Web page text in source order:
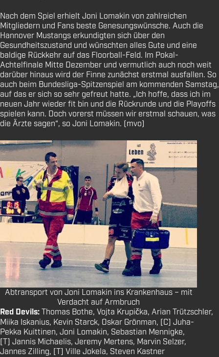
Nach dem Spiel erhielt Joni Lomakin von zahlreichen
Mitgliedern und Fans beste Genesungswünsche. Auch die
Hannover Mustangs erkundigten sich über den
Gesundheitszustand und wünschten alles Gute und eine
baldige Rückkehr auf das Floorball-Feld. Im Pokal-
Achtelfinale Mitte Dezember und vermutlich auch noch weit
darüber hinaus wird der Finne zunächst erstmal ausfallen. So
auch beim Bundesliga-Spitzenspiel am kommenden Samstag,
auf das er sich so sehr gefreut hatte. „Ich hoffe, dass ich im
neuen Jahr wieder fit bin und die Rückrunde und die Playoffs
spielen kann. Doch vorerst müssen wir erstmal schauen, was
die Ärzte sagen“, so Joni Lomakin. (mvo)
Abtransport von Joni Lomakin ins Krankenhaus – mit
Verdacht auf Armbruch
Red Devils: Thomas Bothe, Vojta Krupička, Arian Trützschler,
Miika Iskanius, Kevin Starck, Oskar Grönman, [C] Juha-
Pekka Kuittinen, Joni Lomakin, Sebastian Mennigke,
[T] Jannis Michaelis, Jeremy Mertens, Marvin Selzer,
Jannes Zilling, [T] Ville Jokela, Steven Kastner